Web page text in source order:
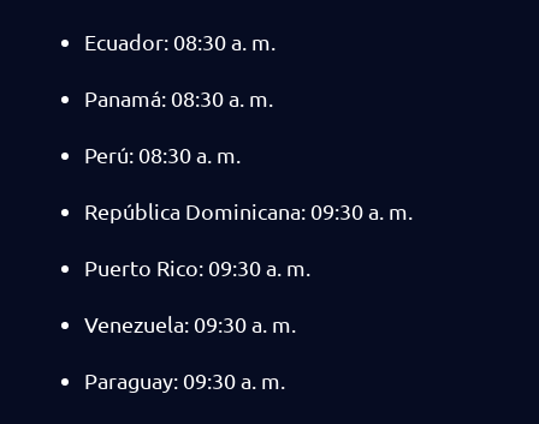
Ecuador: 08:30 a. m.
Panamá: 08:30 a. m.
Perú: 08:30 a. m.
República Dominicana: 09:30 a. m.
Puerto Rico: 09:30 a. m.
Venezuela: 09:30 a. m.
Paraguay: 09:30 a. m.